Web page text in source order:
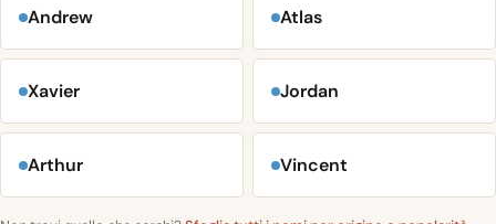
Andrew Atlas
Xavier Jordan
Arthur Vincent